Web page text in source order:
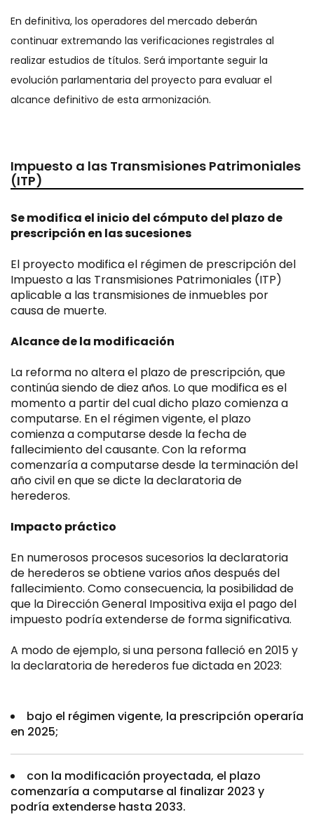
En definitiva, los operadores del mercado deberán
continuar extremando las verificaciones registrales al
realizar estudios de títulos. Será importante seguir la
evolución parlamentaria del proyecto para evaluar el
alcance definitivo de esta armonización.
Impuesto a las Transmisiones Patrimoniales
(ITP)
Se modifica el inicio del cómputo del plazo de
prescripción en las sucesiones
El proyecto modifica el régimen de prescripción del
Impuesto a las Transmisiones Patrimoniales (ITP)
aplicable a las transmisiones de inmuebles por
causa de muerte.
Alcance de la modificación
La reforma no altera el plazo de prescripción, que
continúa siendo de diez años. Lo que modifica es el
momento a partir del cual dicho plazo comienza a
computarse. En el régimen vigente, el plazo
comienza a computarse desde la fecha de
fallecimiento del causante. Con la reforma
comenzaría a computarse desde la terminación del
año civil en que se dicte la declaratoria de
herederos.
Impacto práctico
En numerosos procesos sucesorios la declaratoria
de herederos se obtiene varios años después del
fallecimiento. Como consecuencia, la posibilidad de
que la Dirección General Impositiva exija el pago del
impuesto podría extenderse de forma significativa.
A modo de ejemplo, si una persona falleció en 2015 y
la declaratoria de herederos fue dictada en 2023:
bajo el régimen vigente, la prescripción operaría
en 2025;
con la modificación proyectada, el plazo
comenzaría a computarse al finalizar 2023 y
podría extenderse hasta 2033.